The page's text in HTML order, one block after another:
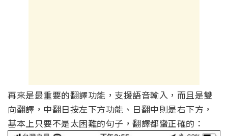
再來是最重要的翻譯功能，支援語音輸入，而且是雙
向翻譯，中翻日按左下方功能、日翻中則是右下方，
基本上只要不是太困難的句子，翻譯都蠻正確的：